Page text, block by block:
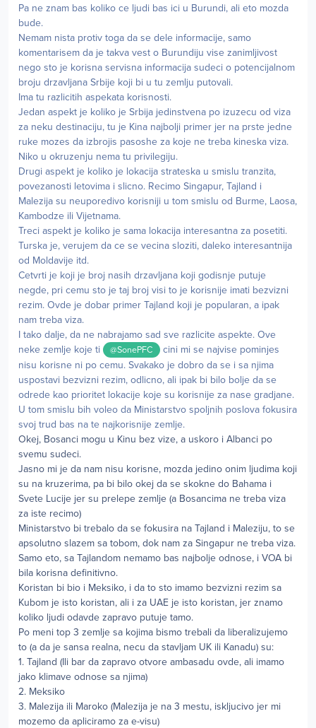
Pa ne znam bas koliko ce ljudi bas ici u Burundi, ali eto mozda
bude.
Nemam nista protiv toga da se dele informacije, samo
komentarisem da je takva vest o Burundiju vise zanimljivost
nego sto je korisna servisna informacija sudeci o potencijalnom
broju drzavljana Srbije koji bi u tu zemlju putovali.
Ima tu razlicitih aspekata korisnosti.
Jedan aspekt je koliko je Srbija jedinstvena po izuzecu od viza
za neku destinaciju, tu je Kina najbolji primer jer na prste jedne
ruke mozes da izbrojis pasoshe za koje ne treba kineska viza.
Niko u okruzenju nema tu privilegiju.
Drugi aspekt je koliko je lokacija strateska u smislu tranzita,
povezanosti letovima i slicno. Recimo Singapur, Tajland i
Malezija su neuporedivo korisniji u tom smislu od Burme, Laosa,
Kambodze ili Vijetnama.
Treci aspekt je koliko je sama lokacija interesantna za posetiti.
Turska je, verujem da ce se vecina sloziti, daleko interesantnija
od Moldavije itd.
Cetvrti je koji je broj nasih drzavljana koji godisnje putuje
negde, pri cemu sto je taj broj visi to je korisnije imati bezvizni
rezim. Ovde je dobar primer Tajland koji je popularan, a ipak
nam treba viza.
I tako dalje, da ne nabrajamo sad sve razlicite aspekte. Ove
neke zemlje koje ti
@SonePFC
cini mi se najvise pominjes
nisu korisne ni po cemu. Svakako je dobro da se i sa njima
uspostavi bezvizni rezim, odlicno, ali ipak bi bilo bolje da se
odrede kao prioritet lokacije koje su korisnije za nase gradjane.
U tom smislu bih voleo da Ministarstvo spoljnih poslova fokusira
svoj trud bas na te najkorisnije zemlje.
Okej, Bosanci mogu u Kinu bez vize, a uskoro i Albanci po
svemu sudeci.
Jasno mi je da nam nisu korisne, mozda jedino onim ljudima koji
su na kruzerima, pa bi bilo okej da se skokne do Bahama i
Svete Lucije jer su prelepe zemlje (a Bosancima ne treba viza
za iste recimo)
Ministarstvo bi trebalo da se fokusira na Tajland i Maleziju, to se
apsolutno slazem sa tobom, dok nam za Singapur ne treba viza.
Samo eto, sa Tajlandom nemamo bas najbolje odnose, i VOA bi
bila korisna definitivno.
Koristan bi bio i Meksiko, i da to sto imamo bezvizni rezim sa
Kubom je isto koristan, ali i za UAE je isto koristan, jer znamo
koliko ljudi odavde zapravo putuje tamo.
Po meni top 3 zemlje sa kojima bismo trebali da liberalizujemo
to (a da je sansa realna, necu da stavljam UK ili Kanadu) su:
1. Tajland (Ili bar da zapravo otvore ambasadu ovde, ali imamo
jako klimave odnose sa njima)
2. Meksiko
3. Malezija ili Maroko (Malezija je na 3 mestu, iskljucivo jer mi
mozemo da apliciramo za e-visu)